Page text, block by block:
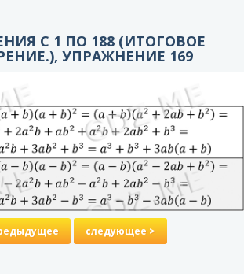
С 1 ПО 188 (ИТОГОВОЕ
УПРАЖНЕНИЕ 169
следующее >